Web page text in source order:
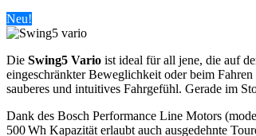
Neu!
Die Swing5 Vario ist ideal für all jene, die auf
eingeschränkter Beweglichkeit oder beim
sauberes und intuitives Fahrgefühl. Gerade im
Dank des Bosch Performance Line Motors
500 Wh Kapazität erlaubt auch ausgedehnte